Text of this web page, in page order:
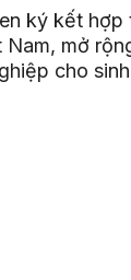
ký kết hợp
mở
cho